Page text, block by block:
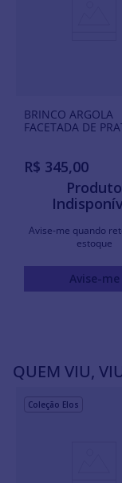
BRINCO ARGOLA
FACETADA DE
R$ 345,00
Produto
Avise-me quando
estoque
Avise-me
QUEM VIU,
Coleção Elos